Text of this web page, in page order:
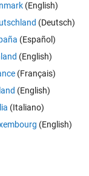
series for n
(English)
(Deutsch)
(Español)
(English)
(Français)
(English)
(Italiano)
(English)